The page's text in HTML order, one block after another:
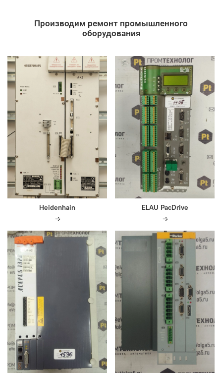
Производим ремонт промышленного
оборудования
Heidenhain ELAU PacDrive